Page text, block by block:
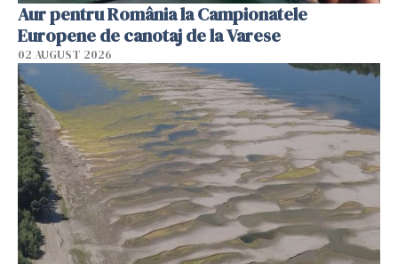
Aur pentru România la Campionatele
Europene de canotaj de la Varese
02 AUGUST 2026